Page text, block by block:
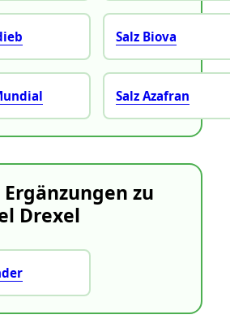
Salz Biova
Salz Azafran
Ergänzungen zu
Drexel